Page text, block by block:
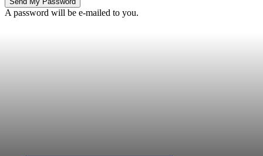
A password will be e-mailed to you.
FareMusic